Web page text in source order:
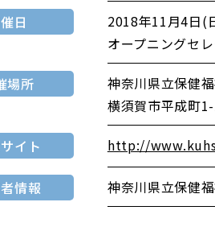
日
2018年11月4日(
オープニングセ
場所
神奈川県立保健
横須賀市平成町
イト http://
情報 神奈川県立保健